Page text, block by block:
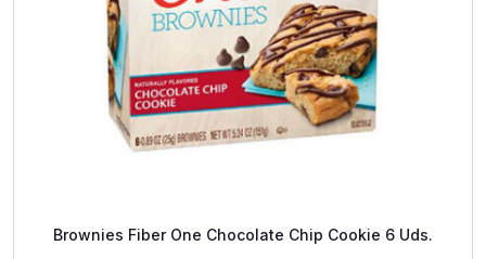
Brownies Fiber One Chocolate Chip Cookie 6 Uds.